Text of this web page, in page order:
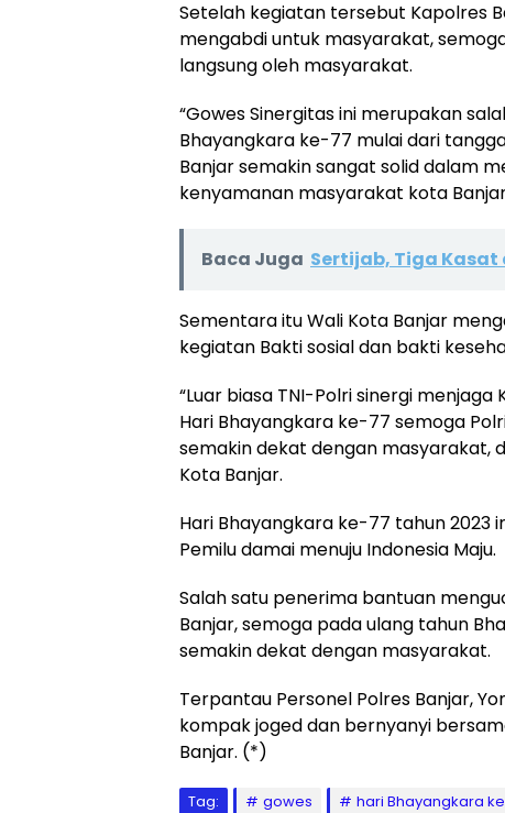
Setelah kegiatan tersebut Kapolres
mengabdi untuk masyarakat,
langsung oleh masyarakat.
“Gowes Sinergitas ini merupakan
Bhayangkara ke-77 mulai dari
Banjar semakin sangat solid dalam
kenyamanan masyarakat kota
Baca Juga Sertijab, Tiga Kasat
Sementara itu Wali Kota Banjar
kegiatan Bakti sosial dan bakti
“Luar biasa TNI-Polri sinergi
Hari Bhayangkara ke-77 semoga
semakin dekat dengan masyarakat,
Kota Banjar.
Hari Bhayangkara ke-77 tahun 2023
Pemilu damai menuju Indonesia Maju.
Salah satu penerima bantuan
Banjar, semoga pada ulang tahun
semakin dekat dengan masyarakat.
Terpantau Personel Polres Banjar,
kompak joged dan bernyanyi
Banjar. (*)
Tag: gowes hari Bhayangkara